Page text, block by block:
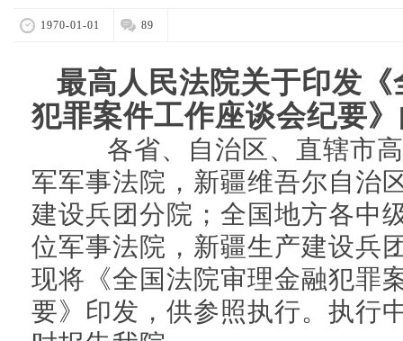
1970-01-01 89
最高人民法院关于印发
犯罪案件工作座谈会纪要
各省、自治区、直辖市
军军事法院，新疆维吾尔自治
建设兵团分院；全国地方各中
位军事法院，新疆生产建设兵
现将《全国法院审理金融犯罪
要》印发，供参照执行。执行